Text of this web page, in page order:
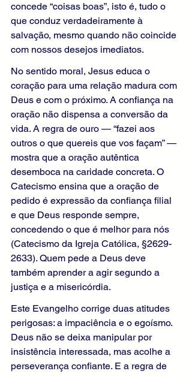
concede “coisas boas”, isto é, tudo o
que conduz verdadeiramente à
salvação, mesmo quando não coincide
com nossos desejos imediatos.
No sentido moral, Jesus educa o
coração para uma relação madura com
Deus e com o próximo. A confiança na
oração não dispensa a conversão da
vida. A regra de ouro — “fazei aos
outros o que quereis que vos façam” —
mostra que a oração autêntica
desemboca na caridade concreta. O
Catecismo ensina que a oração de
pedido é expressão da confiança filial
e que Deus responde sempre,
concedendo o que é melhor para nós
(Catecismo da Igreja Católica, §2629-
2633). Quem pede a Deus deve
também aprender a agir segundo a
justiça e a misericórdia.
Este Evangelho corrige duas atitudes
perigosas: a impaciência e o egoísmo.
Deus não se deixa manipular por
insistência interessada, mas acolhe a
perseverança confiante. E a regra de